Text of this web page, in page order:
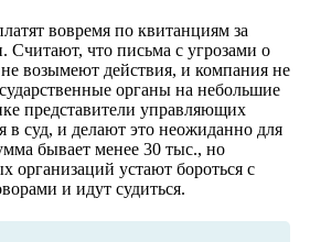
вовремя по квитанциям за
Считают, что письма с угрозами о
не возымеют действия, и компания не
органы на небольшие
представители управляющих
в суд, и делают это неожиданно для
бывает менее 30 тыс., но
устают бороться с
и идут судиться.